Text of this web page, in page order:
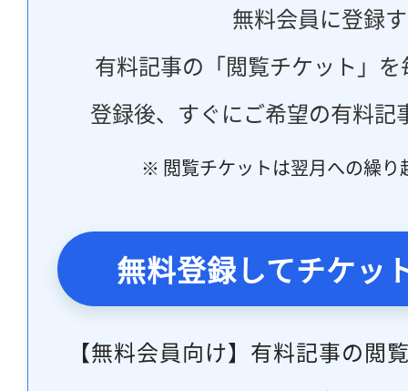
無料会員に登録
有料記事の「閲覧チケット」
登録後、すぐにご希望の有料記
※ 閲覧チケットは翌月への繰り
無料登録してチケッ
【無料会員向け】有料記事の閲